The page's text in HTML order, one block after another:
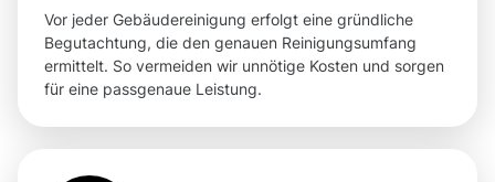
Vor jeder Gebäudereinigung erfolgt eine gründliche
Begutachtung, die den genauen Reinigungsumfang
ermittelt. So vermeiden wir unnötige Kosten und sorgen
für eine passgenaue Leistung.